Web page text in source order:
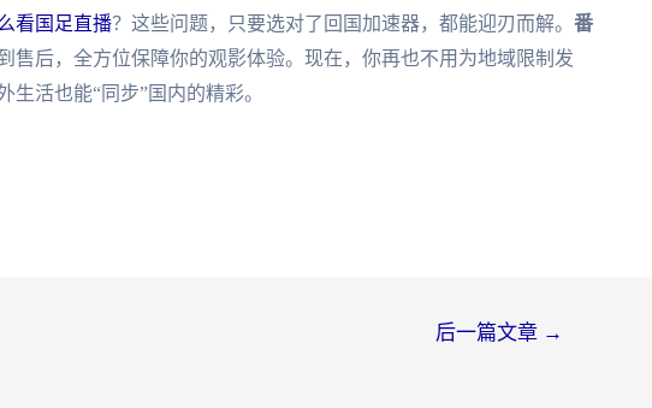
看国足直播？这些问题，只要选对了回国加速器，都能迎刃而解。 番
售后，全方位保障你的观影体验。现在，你再也不用为地域限制发
活也能“同步”国内的精彩。
后一篇文章 →